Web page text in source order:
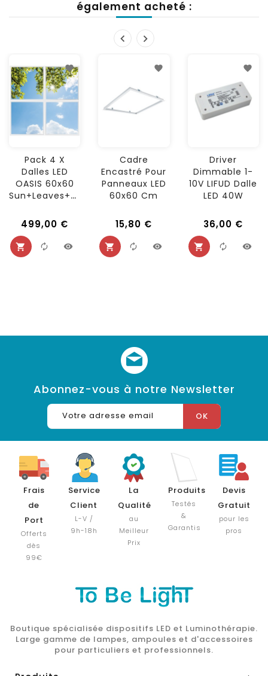
également acheté :
Pack 4 X
Dalles LED
OASIS 60x60
Sun+Leaves+Sky
499,00 €
Cadre
Encastré Pour
Panneaux LED
60x60 Cm
15,80 €
Driver
Dimmable 1-
10V LIFUD Dalle
LED 40W
36,00 €
Abonnez-vous à notre Newsletter
Frais
de
Port
Offerts
dès
99€
Service
Client
L-V /
9h-18h
La
Qualité
au
Meilleur
Prix
Produits
Testés
&
Garantis
Devis
Gratuit
pour les
pros
Boutique spécialisée dispositifs LED et Luminothérapie.
Large gamme de lampes, ampoules et d'accessoires
pour particuliers et professionnels.